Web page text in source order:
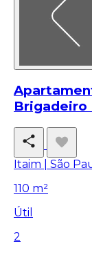
Brigadeiro
Itaim | São
110 m²
Útil
2